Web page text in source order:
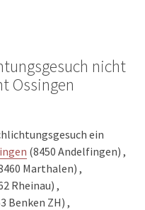
nicht
Ossingen
ein
(8450 Andelfingen) ,
Marthalen) ,
Rheinau) ,
Benken ZH) ,